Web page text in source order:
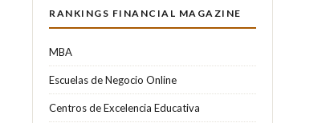
RANKINGS FINANCIAL MAGAZINE
MBA
Escuelas de Negocio Online
Centros de Excelencia Educativa